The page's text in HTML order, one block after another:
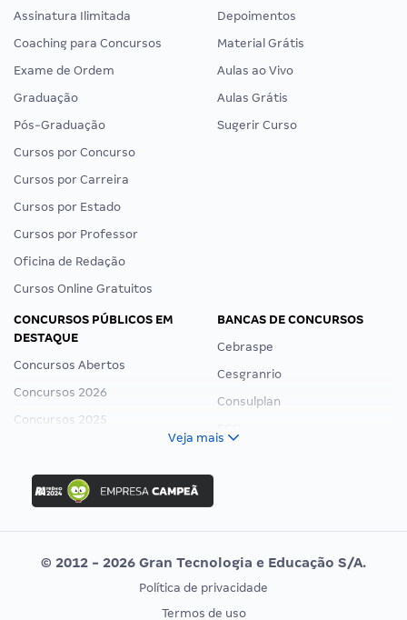
Assinatura Ilimitada
Coaching para Concursos
Exame de Ordem
Graduação
Pós-Graduação
Cursos por Concurso
Cursos por Carreira
Cursos por Estado
Cursos por Professor
Oficina de Redação
Cursos Online Gratuitos
Depoimentos
Material Grátis
Aulas ao Vivo
Aulas Grátis
Sugerir Curso
CONCURSOS PÚBLICOS EM
DESTAQUE
Concursos Abertos
Concursos 2026
Concursos 2025
Concurso Ibama
Concurso MPU
Editais publicados
BANCAS DE CONCURSOS
Cebraspe
Cesgranrio
Consulplan
Vunesp
CONCURSOS POR PROFISSÃO
EXAME DE ORDEM
Veja mais
© 2012 - 2026 Gran Tecnologia e Educação S/A.
Política de privacidade
Termos de uso